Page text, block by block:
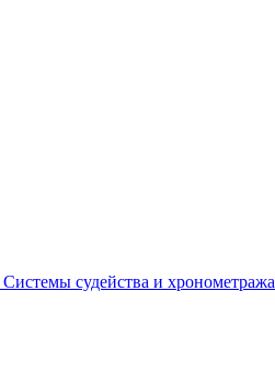
Системы судейства и хронометража